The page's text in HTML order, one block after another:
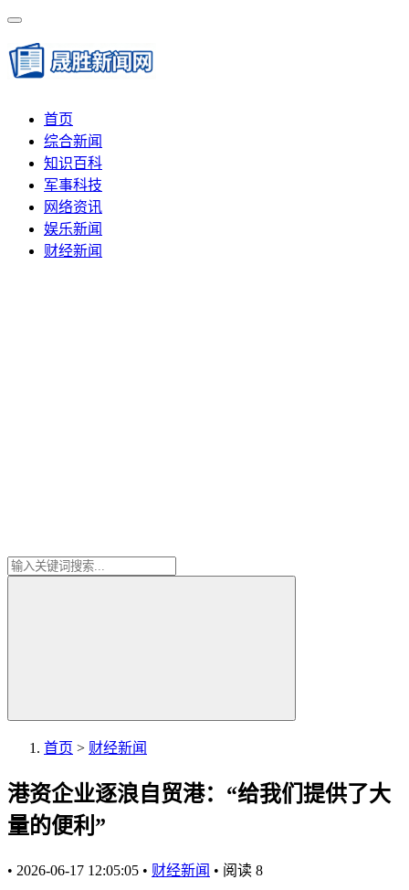
首页
综合新闻
知识百科
军事科技
网络资讯
娱乐新闻
财经新闻
首页 > 财经新闻
港资企业逐浪自贸港：“给我们提供了大
量的便利”
• 2026-06-17 12:05:05 • 财经新闻 • 阅读 8